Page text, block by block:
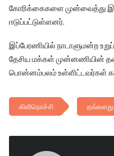
கோரிக்கைகளை முன்வைத்து
ஈடுப்பட்டுள்ளனர்.
இப்பேரணியில் நாடாளுமன்ற
தேசிய மக்கள் முன்னணியின்
பொன்னம்பலம் உள்ளிட்டவர்கள்
கிளிநொச்சி தங்களது